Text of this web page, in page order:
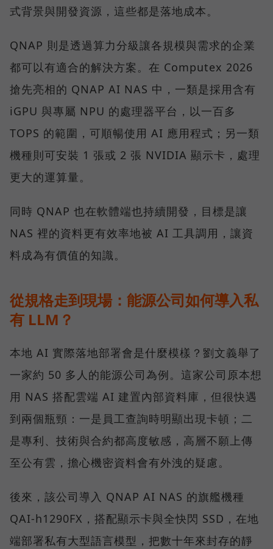
式背景與開發資源，這些都是落地成本。
QNAP 則是透過算力分級讓各規模與需求的企業
都可以有適合的解決方案。在 Computex 2026
搶先亮相的 QNAP AI NAS 中，一類是採用含有
iGPU 與專屬 NPU 的處理器平台，以一百多
TOPS 的範圍，可順暢使用 AI 應用程式；另一類
機種則可安裝 1 張或 2 張 NVIDIA 顯示卡，處理
更大的運算量。
同時 QNAP 也在軟體端也持續開發，目標是讓
NAS 裡的資料更有效率地被 AI 工具調用，讓資
料成為有價值的知識。
從規格走到現場：能源公司如何導入私
有 LLM？
本地 AI 實際落地部署會是什麼模樣？劉文義舉了
一家約 50 多人的能源公司為例。這家公司原本想
用 NAS 搭配雲端 AI 建置內部資料庫，但很快遇
到兩個瓶頸：一是員工查詢時明顯出現卡頓；二
是專利、技術與合約都高度敏感，高層不願上傳
至公有雲，擔心機密資料會有外洩的疑慮。
後來，該公司導入 QNAP AI NAS 的旗艦機種
QAI-h1290FX，搭配顯示卡與全快閃 SSD，在地
端部署私有大型語言模型，把數十年來封存的靜